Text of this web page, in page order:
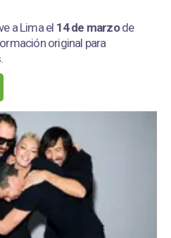
a Lima el 14 de marzode
original para